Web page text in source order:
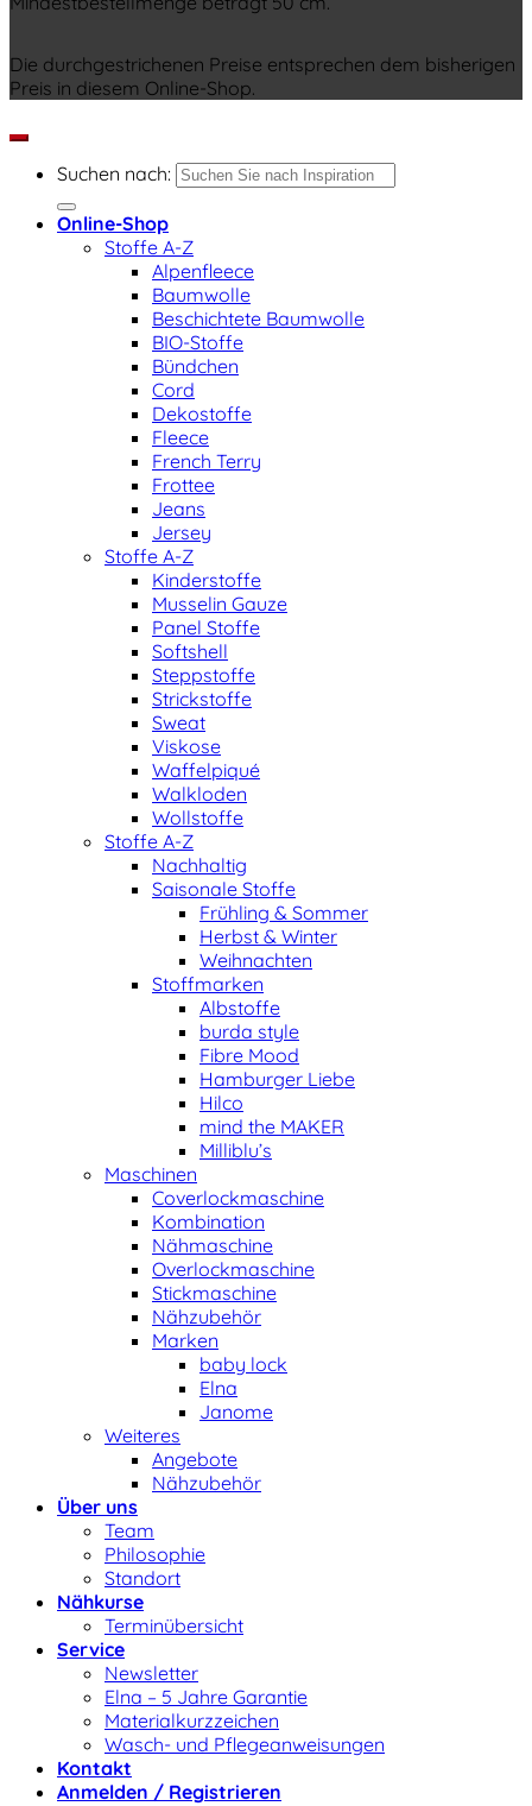
Die durchgestrichenen Preise entsprechen dem bisherigen
Preis in diesem Online-Shop.
Suchen nach:
Online-Shop
Stoffe A-Z
Alpenfleece
Baumwolle
Beschichtete Baumwolle
BIO-Stoffe
Bündchen
Cord
Dekostoffe
Fleece
French Terry
Frottee
Jeans
Jersey
Stoffe A-Z
Kinderstoffe
Musselin Gauze
Panel Stoffe
Softshell
Steppstoffe
Strickstoffe
Sweat
Viskose
Waffelpiqué
Walkloden
Wollstoffe
Stoffe A-Z
Nachhaltig
Saisonale Stoffe
Frühling & Sommer
Herbst & Winter
Weihnachten
Stoffmarken
Albstoffe
burda style
Fibre Mood
Hamburger Liebe
Hilco
mind the MAKER
Milliblu’s
Maschinen
Coverlockmaschine
Kombination
Nähmaschine
Overlockmaschine
Stickmaschine
Nähzubehör
Marken
baby lock
Elna
Janome
Weiteres
Angebote
Nähzubehör
Über uns
Team
Philosophie
Standort
Nähkurse
Terminübersicht
Service
Newsletter
Elna – 5 Jahre Garantie
Materialkurzzeichen
Wasch- und Pflegeanweisungen
Kontakt
Anmelden / Registrieren